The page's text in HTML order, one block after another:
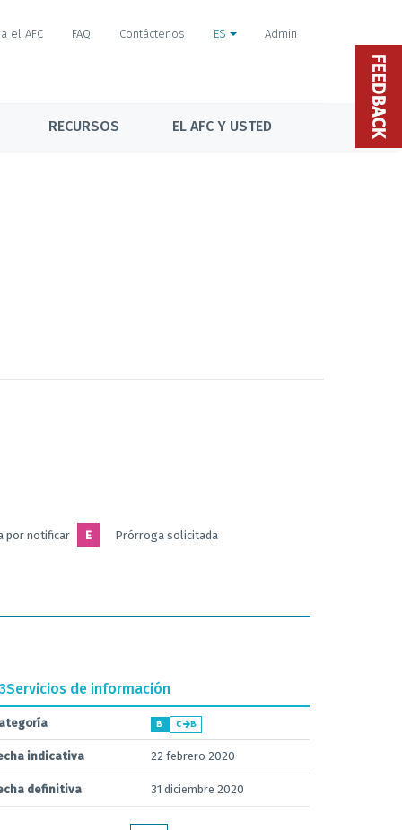
el AFC FAQ Contáctenos ES Admin
RECURSOS EL AFC Y USTED
por notificar E Prórroga solicitada
Servicios de información
B C B
indicativa 22 febrero 2020
definitiva 31 diciembre 2020
FEEDBACK